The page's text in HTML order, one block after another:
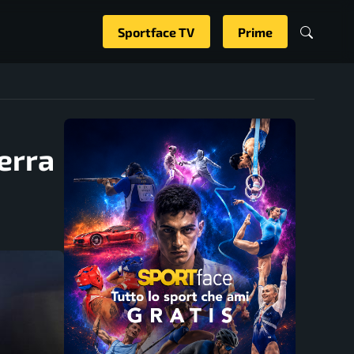
Sportface TV Prime